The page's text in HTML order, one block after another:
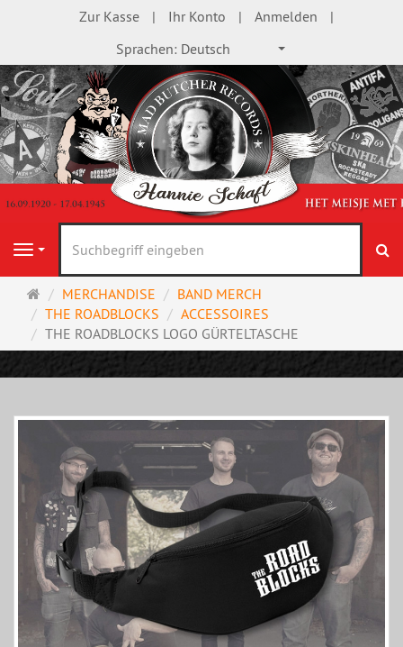
Zur Kasse Ihr Konto
Anmelden
Sprachen: Deutsch
Navigation
Startseite
MERCHANDISE
BAND MERCH
THE ROADBLOCKS
ACCESSOIRES
THE ROADBLOCKS LOGO GÜRTELTASCHE